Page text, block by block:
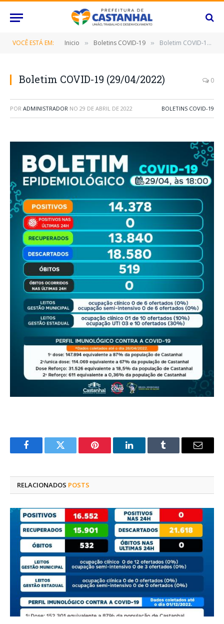
VOCÊ ESTÁ EM: Inicio » Boletins COVID-19 » Boletim COVID-19 (29/04/2022)
Boletim COVID-19 (29/04/2022) 0
POR ADMINISTRADOR NO 29 DE ABRIL DE 2022 BOLETINS COVID-19
FacebookTwitter Pinterest O
Tumblr
E-
RELACIONADOS POSTS